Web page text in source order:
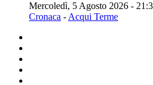
Mercoledì, 5 Agosto 2026 -
Cronaca - Acqui Terme